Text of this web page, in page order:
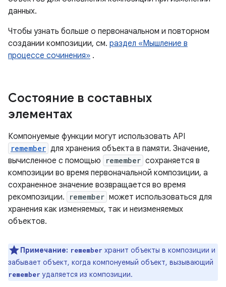
данных.
Чтобы узнать больше о первоначальном и повторном
создании композиции, см. раздел «Мышление в
процессе сочинения» .
Состояние в составных
элементах
Компонуемые функции могут использовать API
remember для хранения объекта в памяти. Значение,
вычисленное с помощью
remember сохраняется в
композиции во время первоначальной композиции, а
сохраненное значение возвращается во время
рекомпозиции.
remember может использоваться для
хранения как изменяемых, так и неизменяемых
объектов.
Примечание: remember хранит объекты в композиции и
забывает объект, когда компонуемый объект, вызывающий
remember удаляется из композиции.